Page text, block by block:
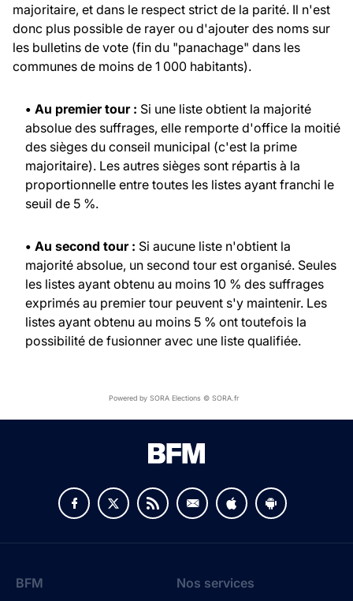
majoritaire, et dans le respect strict de la parité. Il n'est
donc plus possible de rayer ou d'ajouter des noms sur
les bulletins de vote (fin du "panachage" dans les
communes de moins de 1 000 habitants).
• Au premier tour : Si une liste obtient la majorité
absolue des suffrages, elle remporte d'office la moitié
des sièges du conseil municipal (c'est la prime
majoritaire). Les autres sièges sont répartis à la
proportionnelle entre toutes les listes ayant franchi le
seuil de 5 %.
• Au second tour : Si aucune liste n'obtient la
majorité absolue, un second tour est organisé. Seules
les listes ayant obtenu au moins 10 % des suffrages
exprimés au premier tour peuvent s'y maintenir. Les
listes ayant obtenu au moins 5 % ont toutefois la
possibilité de fusionner avec une liste qualifiée.
Powered by SORA Elections © SORA.fr
BFM Nos services